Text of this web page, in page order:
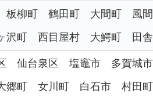
板柳町 鶴田町 大間町 風
沢町
西目屋村 大鰐町 田
仙台泉区 塩竈市 多賀城市
郷町
女川町 白石市 村田町